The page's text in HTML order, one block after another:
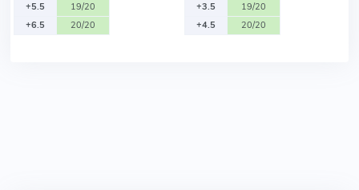
+5.5
19/20
+6.5
20/20
+3.5
19/20
+4.5
20/20